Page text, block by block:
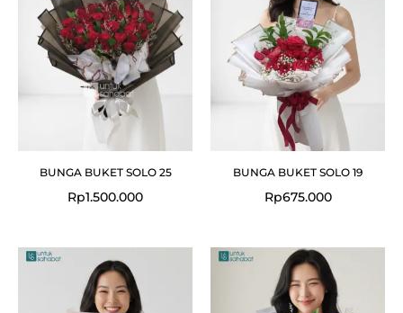
BUNGA BUKET SOLO 25
Rp1.500.000
BUNGA BUKET SOLO 19
Rp675.000
Original
price
was:
Rp999.000.